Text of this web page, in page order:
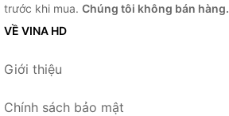
trước khi mua. Chúng tôi không bán hàng.
VỀ VINA HD
Giới thiệu
Chính sách bảo mật